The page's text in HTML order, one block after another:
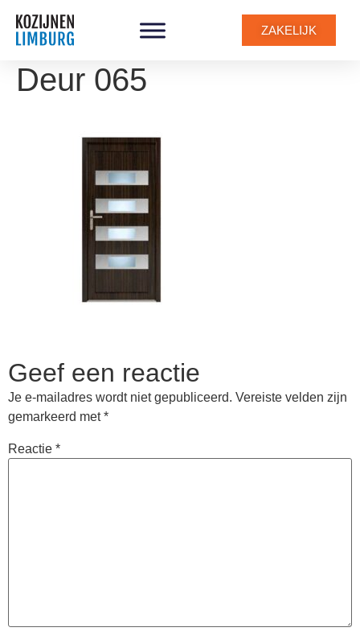
ZAKELIJK
Deur 065
Geef een reactie
Je e-mailadres wordt niet gepubliceerd. Vereiste velden zijn
gemarkeerd met*
Reactie *